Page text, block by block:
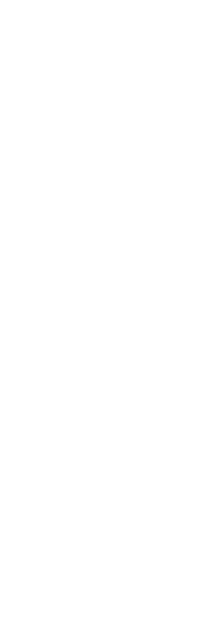
Апальков Вячеслав